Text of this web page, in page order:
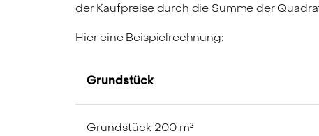
der Kaufpreise durch die Summe der
Hier eine Beispielrechnung:
Grundstück
Grundstück 200 m²